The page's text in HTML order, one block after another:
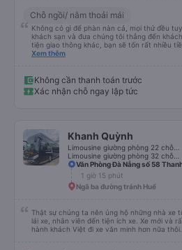
Chỗ ngồi/ nằm thoải mái
Không có gì để phàn nàn cả, mọi thứ đều
khách sạn và đưa chúng tôi thẳng đến
tiện giao thông khác, bạn sẽ tốn rất nhiều
buýt. Đây là sự lựa chọn hoàn hảo — tôi rất
Xem thêm
Không cần thanh toán trước
Xác nhận chỗ ngay lập tức
Khanh Quỳnh
Văn Phòng Đà Nẵng số 58
1 giờ 15 phút
Ngã ba đường tránh Huế
Thật sự chúng ta nên ủng hộ những nhà xe
lái xe, nhân viên đến tiện ích xe. Xe mới và
hành khách Việt đi xe văn minh hơn nữa thôi.